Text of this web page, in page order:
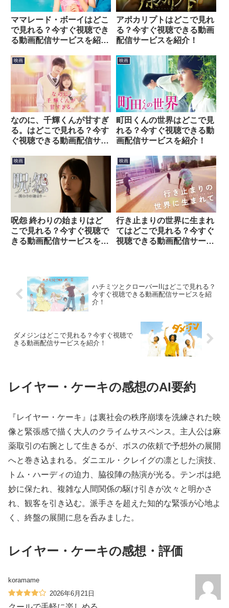
ママレード・ボーイはどこ
で見れる？今すぐ視聴でき
る動画配信サービスを紹
アポカリプトはどこで見れ
る？今すぐ視聴できる動画
配信サービスを紹介！
映画
なのに、千輝くんが甘すぎ
る。はどこで見れる？今す
ぐ視聴できる動画配信サー
映画
町田くんの世界はどこで見
れる？今すぐ視聴できる動
画配信サービスを紹介！
映画
呪怨 終わりの始まりはど
こで見れる？今すぐ視聴で
きる動画配信サービスを紹
映画
行き止まりの世界に生まれ
てはどこで見れる？今すぐ
視聴できる動画配信サービ
ハチミツとクローバーIIはどこで見れる？
今すぐ視聴できる動画配信サービスを紹
介！
ダメジンはどこで見れる？今すぐ視聴で
きる動画配信サービスを紹介！
レイヤー・ケーキの感想のAI要約
『レイヤー・ケーキ』は裏社会の秩序崩壊を洗練された映
像と緊張感で描く大人のクライムサスペンス。主人公は麻
薬取引の右腕として生きるが、ボスの依頼で予想外の展開
へと巻き込まれる。ダニエル・クレイグの凛とした演技、
トム・ハーディの迫力、脇役陣の熱演が光る。テンポは絶
妙に保たれ、複雑な人間関係の駆け引きが次々と明かさ
れ、観客を引き込む。派手さを超えた知的な緊張が心地よ
く、終盤の展開に息を呑みました。
レイヤー・ケーキの感想・評価
koramame
2026年6月21日